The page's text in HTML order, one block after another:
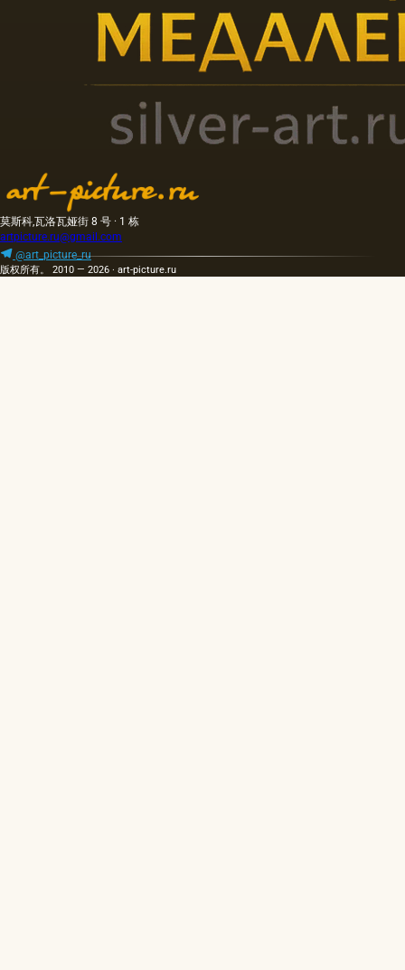
莫斯科,瓦洛瓦娅街 8 号 · 1 栋
artpicture.ru@gmail.com
@art_picture_ru
版权所有。 2010 — 2026 · art-picture.ru